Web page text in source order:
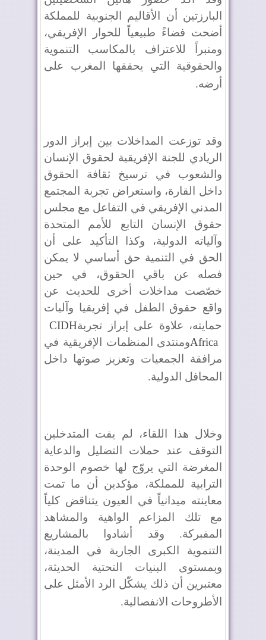
البارزتين أن الأقاليم الجنوبية للمملكة
أضحت فضاءً طبيعياً للحوار الإفريقي،
ومنبراً للاعتراف بالمكاسب التنموية
والحقوقية التي يحققها المغرب على
أرضه.
وقد توزعت المداخلات بين إبراز الدور
الريادي للجنة الإفريقية لحقوق الإنسان
والشعوب في ترسيخ ثقافة الحقوق
داخل القارة، واستعراض تجربة المجتمع
المدني الإفريقي في التفاعل مع مجلس
حقوق الإنسان التابع للأمم المتحدة
وآلياته الدولية، وكذا التأكيد على أن
الحق في التنمية حق أساسي لا يمكن
فصله عن باقي الحقوق، في حين
خصّصت مداخلات أخرى للحديث عن
واقع حقوق الطفل في إفريقيا وآليات
حمايته، علاوة على إبراز تجربةCIDH
Africaومنتدى المنظمات الإفريقية في
مرافقة الجمعيات وتعزيز صوتها داخل
المحافل الدولية.
وخلال هذا اللقاء، لم يفت المتدخلين
التوقف عند حملات التضليل والدعاية
المغرضة التي يروّج لها خصوم الوحدة
الترابية للمملكة، مؤكدين أن ما تمت
معاينته ميدانياً في العيون يتناقض كلياً
مع تلك المزاعم الواهية والمشاهد
المفبركة. وقد أشادوا بالمشاريع
التنموية الكبرى الجارية في المدينة،
وبمستوى البنيات التحتية الحديثة،
معتبرين أن ذلك يشكّل الرد الأمثل على
الأطروحات الانفصالية.